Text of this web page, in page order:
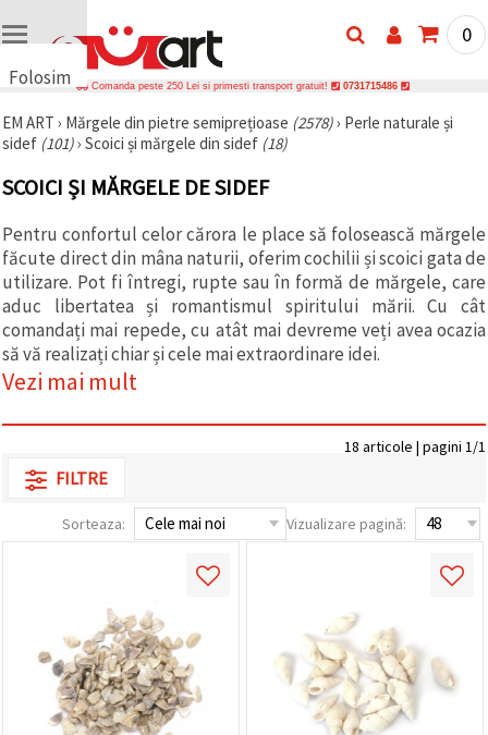
Folosim
uri
🍪 Folosim
și
similare
pentru a
asigura
funcționarea
corectă a
site-ului,
pentru a vă
îmbunătăți
experiența
și, cu
traficul și a
afișa
mai
marketing.
Puteți fi de
acord să
utilizați
0
Comanda peste 250 Lei si primesti transport gratuit! 0731715486
EM ART › Mărgele din pietre semiprețioase (2578)› Perle naturale și
sidef (101)› Scoici și mărgele din sidef (18)
SCOICI ȘI MĂRGELE DE SIDEF
Pentru confortul celor cărora le place să folosească mărgele
făcute direct din mâna naturii, oferim cochilii și scoici gata de
utilizare. Pot fi întregi, rupte sau în formă de mărgele, care
aduc libertatea și romantismul spiritului mării. Cu cât
comandați mai repede, cu atât mai devreme veți avea ocazia
să vă realizați chiar și cele mai extraordinare idei.
Vezi mai mult
18 articole | pagini 1/1
FILTRE
Sorteaza: Vizualizare pagină: